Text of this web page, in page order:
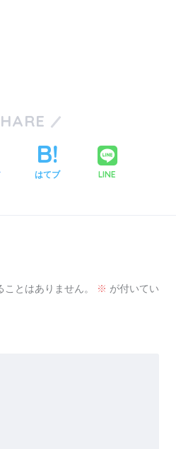
はてブ LINE
とはありません。 ※ が付いてい